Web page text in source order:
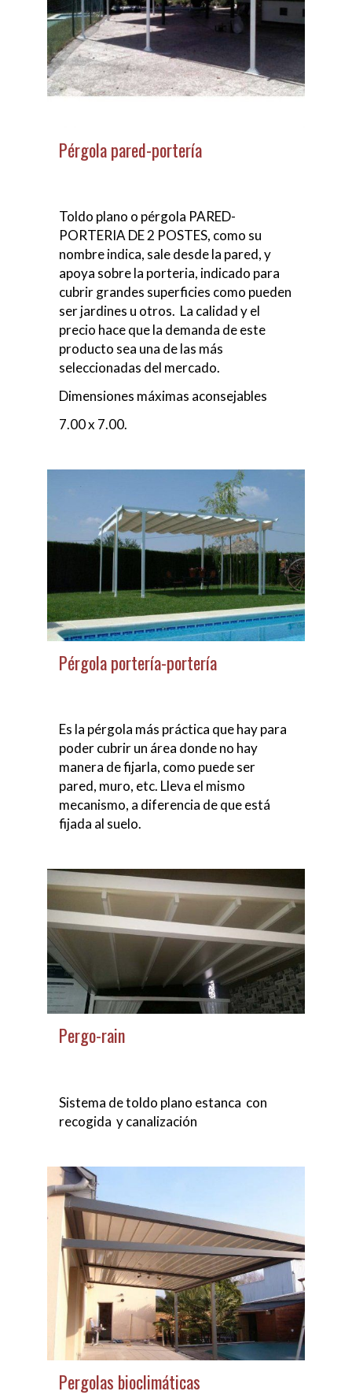
Pérgola pared-portería
Toldo plano o pérgola PARED-
PORTERIA DE 2 POSTES, como su
nombre indica, sale desde la pared, y
apoya sobre la porteria, indicado para
cubrir grandes superficies como pueden
ser jardines u otros. La calidad y el
precio hace que la demanda de este
producto sea una de las más
seleccionadas del mercado.
Dimensiones máximas aconsejables
7.00 x 7.00.
Pérgola portería-portería
Es la pérgola más práctica que hay para
poder cubrir un área donde no hay
manera de fijarla, como puede ser
pared, muro, etc. Lleva el mismo
mecanismo, a diferencia de que está
fijada al suelo.
Pergo-rain
Sistema de toldo plano estanca con
recogida y canalización
Pergolas bioclimáticas